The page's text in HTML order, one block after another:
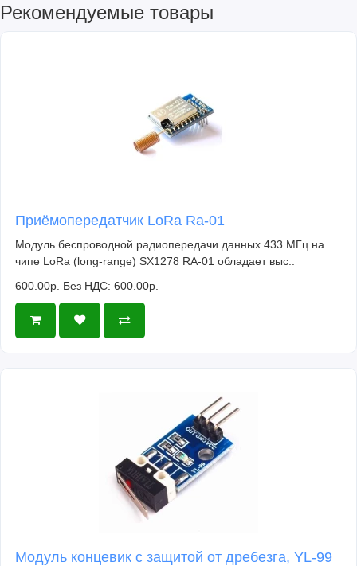
Рекомендуемые товары
Приёмопередатчик LoRa Ra-01
Модуль беспроводной радиопередачи данных 433 МГц на
чипе LoRa (long-range) SX1278 RA-01 обладает выс..
600.00р. Без НДС: 600.00р.
Модуль концевик с защитой от дребезга, YL-99